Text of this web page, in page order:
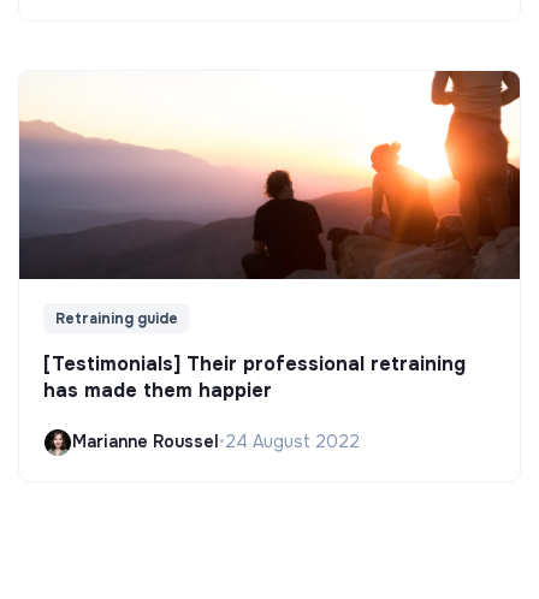
Retraining guide
[Testimonials] Their professional retraining
has made them happier
Marianne Roussel•24 August 2022